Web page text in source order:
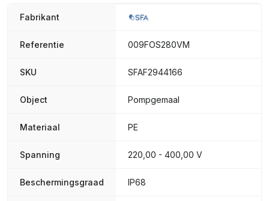
Fabrikant
Referentie 009FOS280VM
SKU SFAF2944166
Object Pompgemaal
Materiaal PE
Spanning 220,00 - 400,00 V
Beschermingsgraad IP68